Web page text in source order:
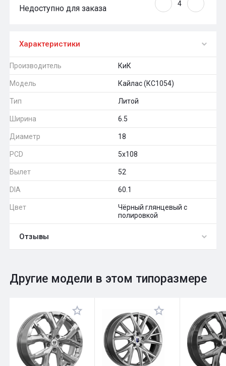
Недоступно для заказа
Характеристики
Производитель КиК
Модель Кайлас (КС1054)
Тип Литой
Ширина 6.5
Диаметр 18
PCD 5x108
Вылет 52
DIA 60.1
Цвет
Чёрный глянцевый с
полировкой
Отзывы
Оставить отзыв
Общий рейтинг 0
Другие модели в этом типоразмере